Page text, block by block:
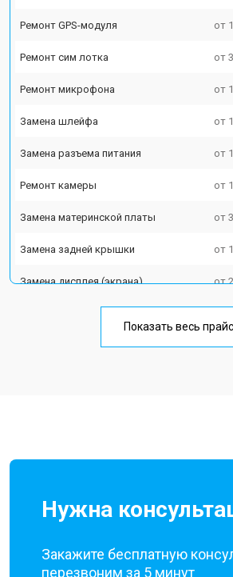
Ремонт GPS-модуля от
Ремонт сим лотка от
Ремонт микрофона от
Замена шлейфа от
Замена разъема питания от
Ремонт камеры от
Замена материнской платы от
Замена задней крышки от
Замена дисплея (экрана) от
Замена кнопки включения от
Показать весь прайс
Нужна
Закажите бесплатную
перезвоним за 5 минут